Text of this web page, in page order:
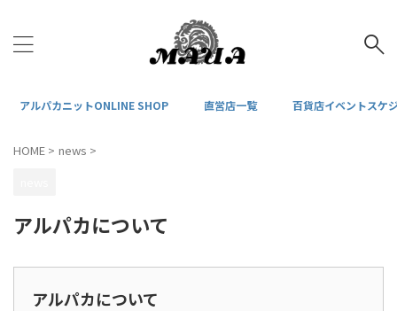
アルパカニットONLINE SHOP 直営店一覧 百貨店イベントスケ
HOME > news >
アルパカについて
アルパカについて